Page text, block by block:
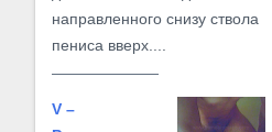
направленного снизу ствола
пениса вверх....
V –